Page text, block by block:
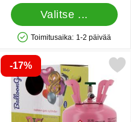
Valitse ...
Saatavuus: Varastossa
Toimitusaika: 1-2 päivää
suosikiksi
-17%
Merkitse heliumpullo 20